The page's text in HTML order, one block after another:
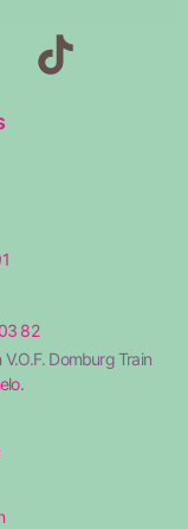
82
V.O.F. Domburg Train